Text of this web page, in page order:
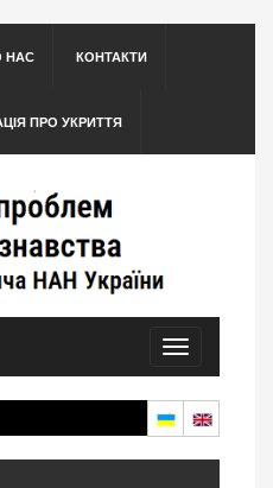
НАС КОНТАКТИ
ПРО УКРИТТЯ
Toggle
navigation